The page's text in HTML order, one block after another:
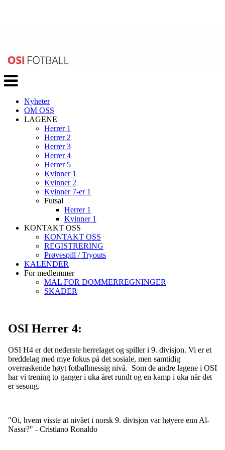
Veksle
navigasjon
Nyheter
OM OSS
LAGENE
Herrer 1
Herrer 2
Herrer 3
Herrer 4
Herrer 5
Kvinner 1
Kvinner 2
Kvinner 7-er 1
Futsal
Herrer 1
Kvinner 1
KONTAKT OSS
KONTAKT OSS
REGISTRERING
Prøvespill / Tryouts
KALENDER
For medlemmer
MAL FOR DOMMERREGNINGER
SKADER
OSI Herrer 4:
OSI H4 er det nederste herrelaget og spiller i 9. divisjon. Vi er et
breddelag med mye fokus på det sosiale, men samtidig
overraskende høyt fotballmessig nivå. Som de andre lagene i OSI
har vi trening to ganger i uka året rundt og en kamp i uka når det
er sesong.
"Oi, hvem visste at nivået i norsk 9. divisjon var høyere enn Al-
Nassr?" - Cristiano Ronaldo